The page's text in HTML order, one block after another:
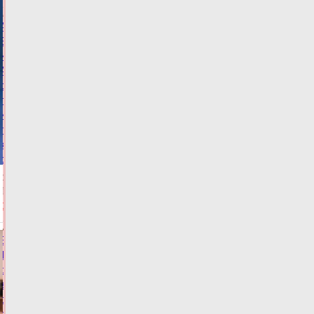
Альфа-
Банк
и
Авито
расширили
партнерство
и
предложили
клиентам
суперкэшбэк
05.08.2026,
14:15
ФОТО
ОБЩЕСТВО
В
Тверской
области
завершается
обустройство